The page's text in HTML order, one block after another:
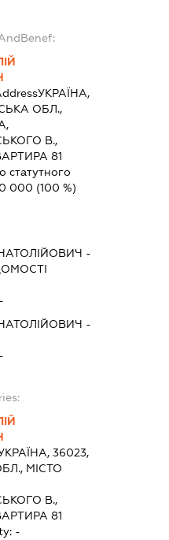
УКРАЇНА,
ОБЛ.,
В.,
81
статутного
000 (100 %)
-
-
36023,
МІСТО
В.,
81
-